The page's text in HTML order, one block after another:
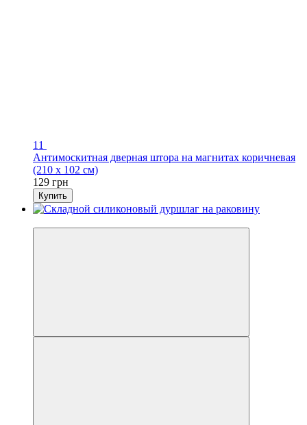
11
Антимоскитная дверная штора на магнитах коричневая
(210 х 102 см)
129 грн
Купить